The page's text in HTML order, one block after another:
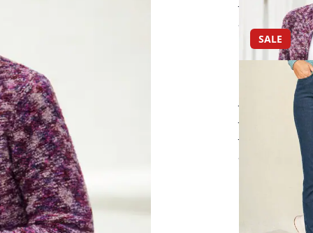
super-
ab
€ 59,95
SALE
mit
pflegeleicht
ab